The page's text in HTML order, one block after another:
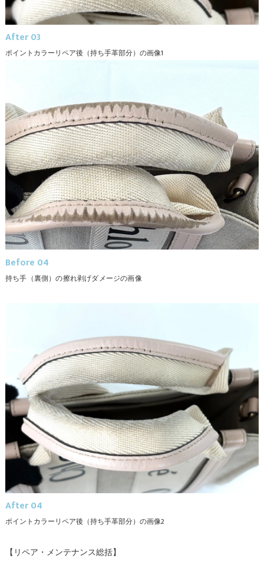
After 03
ポイントカラーリペア後（持ち手革部分）の画像1
Before 04
持ち手（裏側）の擦れ剥げダメージの画像
After 04
ポイントカラーリペア後（持ち手革部分）の画像2
【リペア・メンテナンス総括】